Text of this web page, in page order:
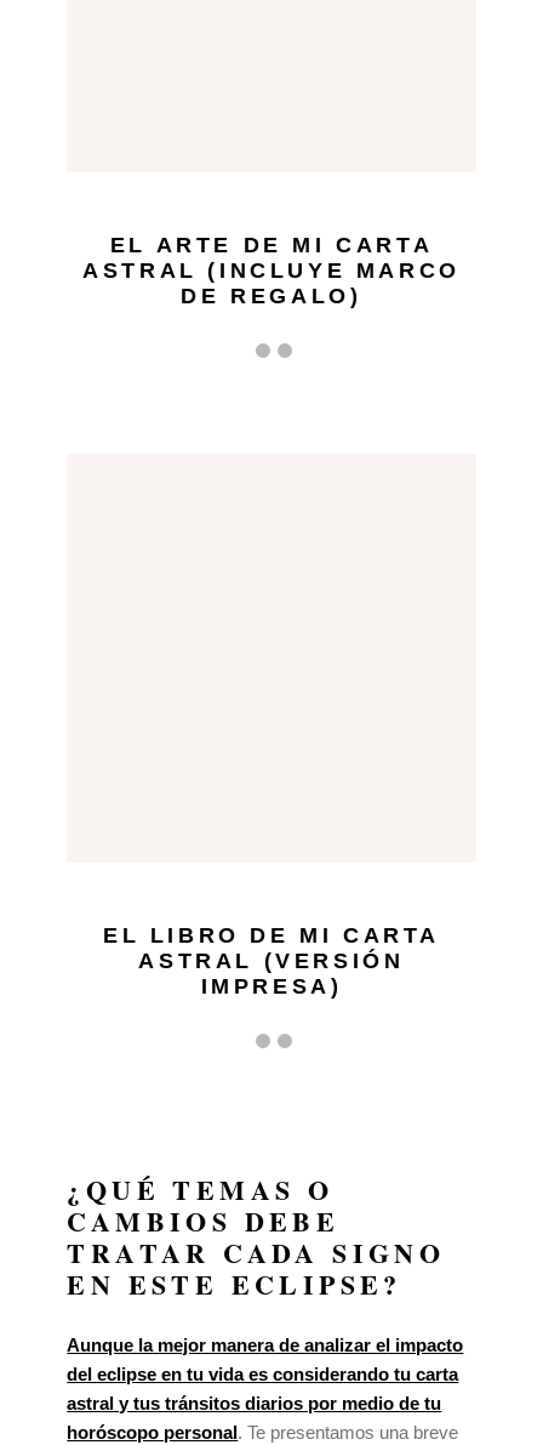
EL ARTE DE MI CARTA
ASTRAL (INCLUYE MARCO
DE REGALO)
EL LIBRO DE MI CARTA
ASTRAL (VERSIÓN
IMPRESA)
¿QUÉ TEMAS O
CAMBIOS DEBE
TRATAR CADA SIGNO
EN ESTE ECLIPSE?
Aunque la mejor manera de analizar el impacto
del eclipse en tu vida es considerando tu carta
astral y tus tránsitos diarios por medio de tu
horóscopo personal. Te presentamos una breve